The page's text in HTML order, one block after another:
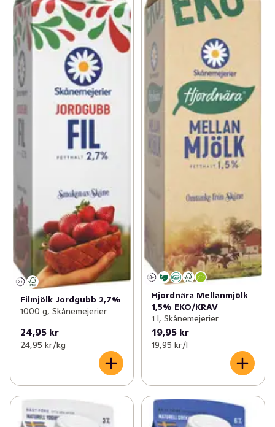
Filmjölk Jordgubb 2,7%
1000 g, Skånemejerier
24,95 kr
24,95 kr /kg
Hjordnära Mellanmjölk
1,5% EKO/KRAV
1 l, Skånemejerier
19,95 kr
19,95 kr /l